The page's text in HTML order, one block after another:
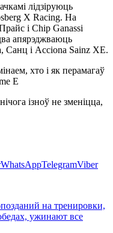
лідзіруюць
X Racing. На
і Chip Ganassi
апярэджваюць
Санц і Acciona Sainz XE.
ізноў не зменіцца,
WhatsAppTelegramViber
на тренировки,
ужинают все